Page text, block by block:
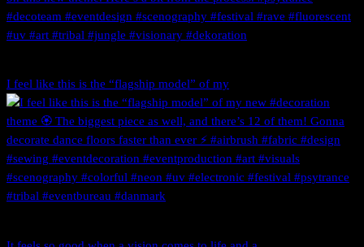
I feel like this is the “flagship model” of my